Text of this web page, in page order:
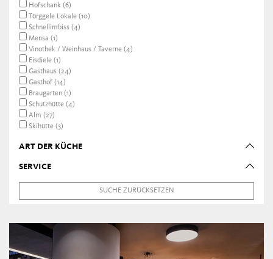
Hofschank (6)
Törggele Lokale (10)
Schnellimbiss (4)
Mensa (1)
Vinothek / Weinhaus / Taverne (4)
Eisdiele (1)
Gasthaus (24)
Gasthof (14)
Braugarten (1)
Schutzhütte (4)
Alm (27)
Skihütte (3)
ART DER KÜCHE
SERVICE
SUCHE ZURÜCKSETZEN